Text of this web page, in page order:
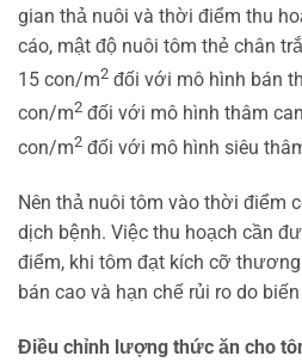
gian thả nuôi và thời điểm thu
cáo, mật độ nuôi tôm thẻ chân
15 con/m2 đối với mô hình bán
con/m2 đối với mô hình thâm
con/m2 đối với mô hình siêu
Nên thả nuôi tôm vào thời điểm
dịch bệnh. Việc thu hoạch cần
điểm, khi tôm đạt kích cỡ
bán cao và hạn chế rủi ro do
Điều chỉnh lượng thức ăn cho